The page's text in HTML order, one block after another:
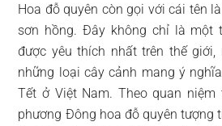
Hoa đỗ quyên còn gọi với cái tên
sơn hồng. Đây không chỉ là một
được yêu thích nhất trên thế
những loại cây cảnh mang ý
Tết ở Việt Nam. Theo quan
phương Đông hoa đỗ quyên tượng